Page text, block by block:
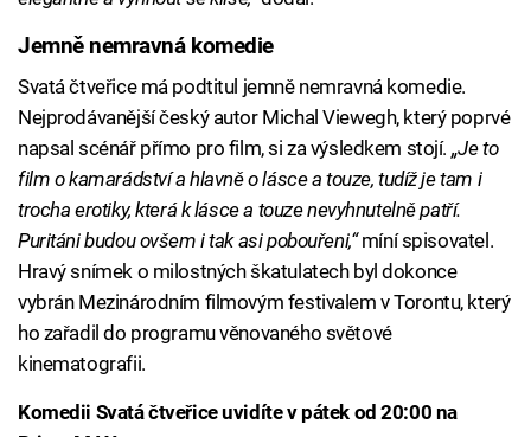
Jemně nemravná komedie
Svatá čtveřice má podtitul jemně nemravná komedie.
Nejprodávanější český autor Michal Viewegh, který poprvé
napsal scénář přímo pro film, si za výsledkem stojí. „Je to
film o kamarádství a hlavně o lásce a touze, tudíž je tam i
trocha erotiky, která k lásce a touze nevyhnutelně patří.
Puritáni budou ovšem i tak asi pobouřeni,“míní spisovatel.
Hravý snímek o milostných škatulatech byl dokonce
vybrán Mezinárodním filmovým festivalem v Torontu, který
ho zařadil do programu věnovaného světové
kinematografii.
Komedii Svatá čtveřice uvidíte v pátek od 20:00 na